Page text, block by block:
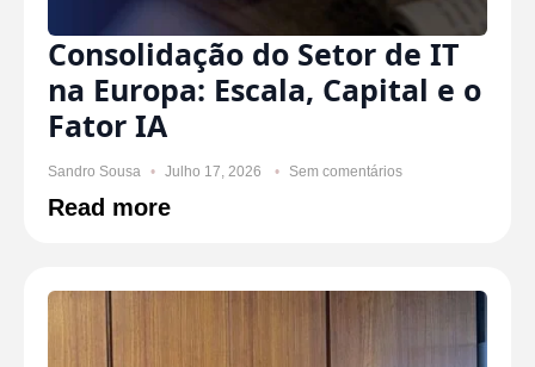
Consolidação do Setor de IT
na Europa: Escala, Capital e o
Fator IA
Sandro Sousa Julho 17, 2026 Sem comentários
Read more